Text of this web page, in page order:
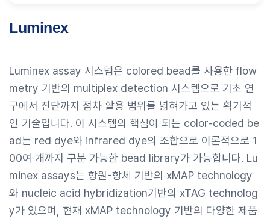
Luminex
Luminex assay 시스템은 colored bead를 사용한 flow
metry 기반의 multiplex detection 시스템으로 기초 연
구에서 진단까지 점차 활용 범위를 넓혀가고 있는 획기적
인 기술입니다. 이 시스템의 핵심이 되는 color-coded be
ad는 red dye와 infrared dye의 조합으로 이론적으로 1
00여 개까지 구분 가능한 bead library가 가능합니다. Lu
minex assays는 항원-항체 기반의 xMAP technology
와 nucleic acid hybridization기반의 xTAG technolog
y가 있으며, 현재 xMAP technology 기반의 다양한 제품